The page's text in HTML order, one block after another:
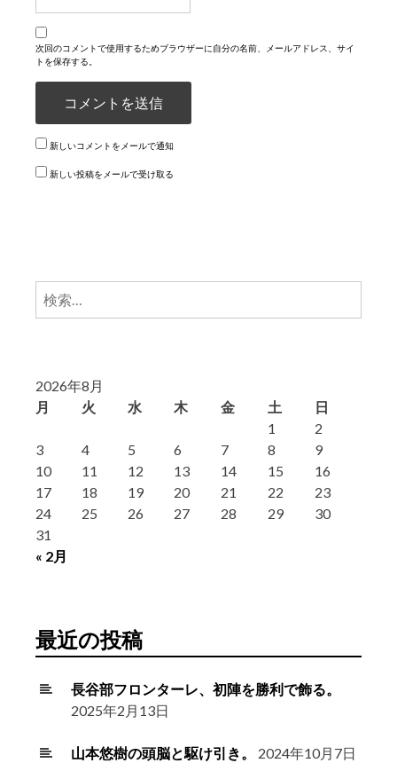
次回のコメントで使用するためブラウザーに自分の名前、メールアドレス、サイ
トを保存する。
新しいコメントをメールで通知
新しい投稿をメールで受け取る
検
2026年8月
月
火 水 木 金 土 日
« 2月
1
2
3
4 5 6 7 8
9
10
11 12 13 14 15
16
17
18 19 20 21 22
23
24
25 26 27 28 29
30
31
最近の投稿
長谷部フロンターレ、初陣を勝利で飾る。
2025年2月13日
山本悠樹の頭脳と駆け引き。 2024年10月7日